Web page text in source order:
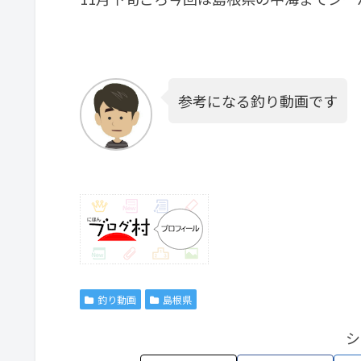
参考になる釣り動画です
釣り動画 島根県